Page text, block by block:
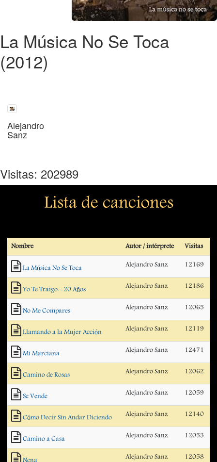
La Música No Se Toca
(2012)
Alejandro
Sanz
Visitas: 202989
Lista de canciones
Nombre Autor / intérprete Visitas
La Música No Se Toca Alejandro Sanz 12169
Yo Te Traigo... 20 Años Alejandro Sanz 12186
No Me Compares Alejandro Sanz 12065
Llamando a la Mujer Acción Alejandro Sanz 12119
Mi Marciana Alejandro Sanz 12471
Camino de Rosas Alejandro Sanz 12062
Se Vende Alejandro Sanz 12059
Cómo Decir Sin Andar Diciendo Alejandro Sanz 12140
Camino a Casa Alejandro Sanz 12053
Alejandro Sanz 12058